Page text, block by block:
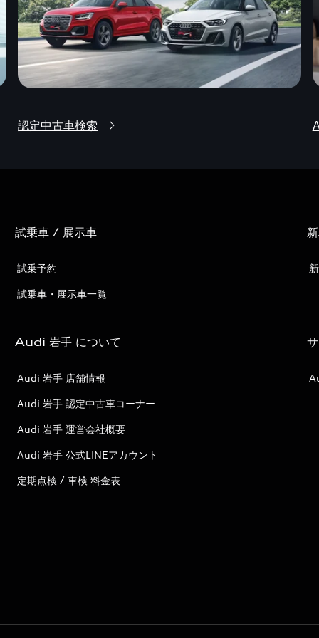
認定中古車検索
試乗車 / 展示車
試乗予約
試乗車・展示車一覧
Audi 岩手 について
Audi 岩手 店舗情報
Audi 岩手 認定中古車コーナー
Audi 岩手 運営会社概要
Audi 岩手 公式LINEアカウント
定期点検 / 車検 料金表